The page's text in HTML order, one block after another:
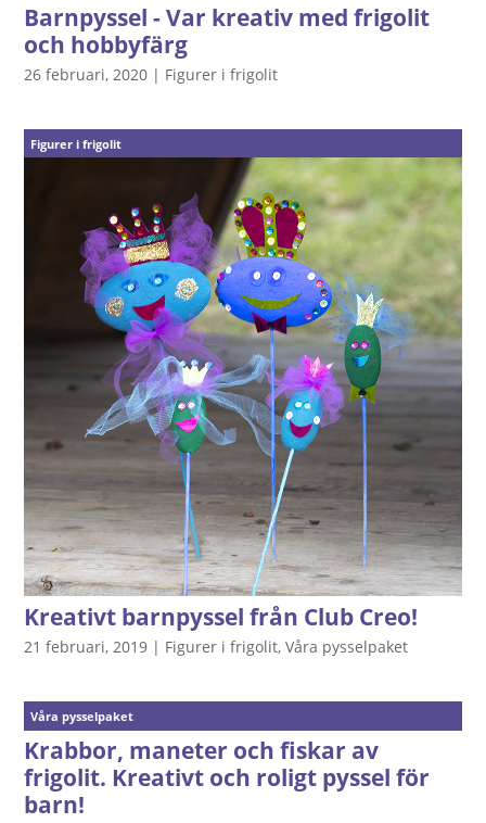
Barnpyssel - Var kreativ med frigolit
och hobbyfärg
26 februari, 2020 | Figurer i frigolit
Figurer i frigolit
Kreativt barnpyssel från Club Creo!
21 februari, 2019 | Figurer i frigolit,Våra pysselpaket
Våra pysselpaket
Krabbor, maneter och fiskar av
frigolit. Kreativt och roligt pyssel för
barn!